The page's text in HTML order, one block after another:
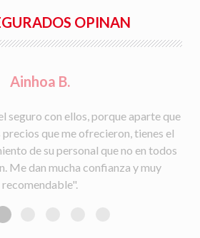
OPINAN
Rafael S.
de siniestros, seguimiento
y rapidez en la gestión con la
y demás trámites".